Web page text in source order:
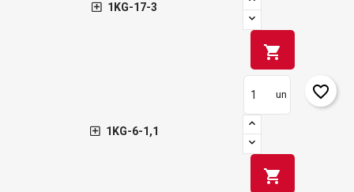
1KG-17-3
shopping_cart
1KG-6-1,1
un
shopping_cart
favorite_border